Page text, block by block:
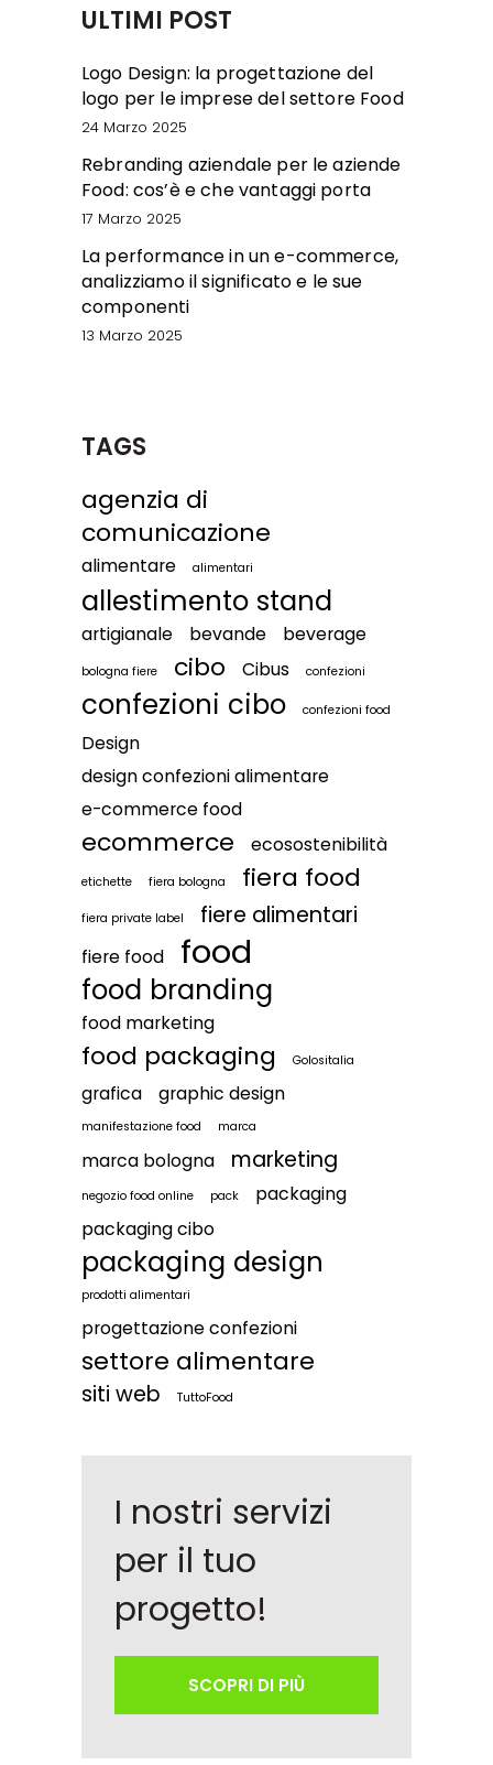
ULTIMI POST
Logo Design: la progettazione del
logo per le imprese del settore Food
24 Marzo 2025
Rebranding aziendale per le aziende
Food: cos’è e che vantaggi porta
17 Marzo 2025
La performance in un e-commerce,
analizziamo il significato e le sue
componenti
13 Marzo 2025
TAGS
agenzia di
comunicazione
alimentare alimentari
allestimento stand
artigianale bevande beverage
bologna fiere cibo Cibus confezioni
confezioni cibo confezioni food
Design
design confezioni alimentare
e-commerce food
ecommerce ecosostenibilità
etichette fiera bologna fiera food
fiera private label fiere alimentari
fiere food food
food branding
food marketing
food packaging Golositalia
grafica graphic design
manifestazione food marca
marca bologna marketing
negozio food online pack
packaging
packaging cibo
packaging design
prodotti alimentari
progettazione confezioni
settore alimentare
siti web TuttoFood
I nostri servizi
per il tuo
progetto!
SCOPRI DI PIÙ